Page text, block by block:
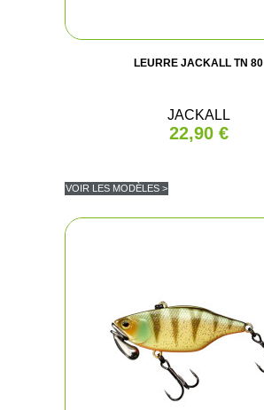
LEURRE JACKALL TN 80
JACKALL
22,90 €
VOIR LES MODÈLES >